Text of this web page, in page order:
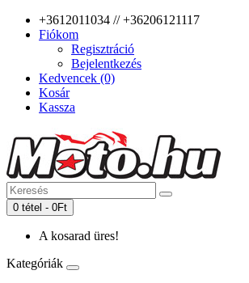
+3612011034 // +36206121117
Fiókom
Regisztráció
Bejelentkezés
Kedvencek (0)
Kosár
Kassza
0 tétel - 0Ft
A kosarad üres!
Kategóriák